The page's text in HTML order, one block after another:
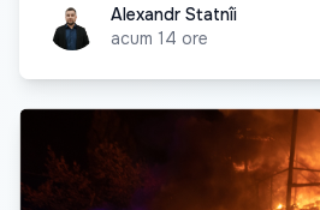
Alexandr Statnîi
Alexandr Statnîi
acum 14 ore